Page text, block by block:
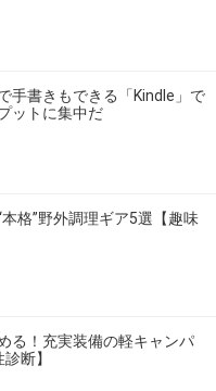
手書きもできる「Kindle」で
ットに集中だ
格”野外調理ギア5選【趣味
る！充実装備の軽キャンパ
断】